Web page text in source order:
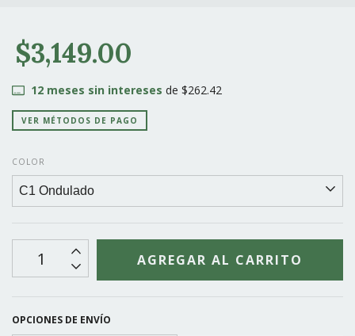
$3,149.00
12meses sin intereses de $262.42
VER MÉTODOS DE PAGO
COLOR
OPCIONES DE ENVÍO